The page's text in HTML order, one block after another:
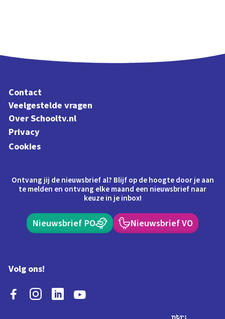
Contact
Veelgestelde vragen
Over Schooltv.nl
Privacy
Cookies
Ontvang jij de nieuwsbrief al? Blijf op de hoogte door je aan
te melden en ontvang elke maand een nieuwsbrief naar
keuze in je inbox!
Nieuwsbrief PO Nieuwsbrief VO
Volg ons!